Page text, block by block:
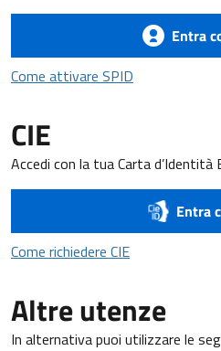
Entra
Come attivare SPID
CIE
Accedi con la tua Carta d’Identità
Entra
Come richiedere CIECome richiedere
Altre utenze
In alternativa puoi utilizzare le